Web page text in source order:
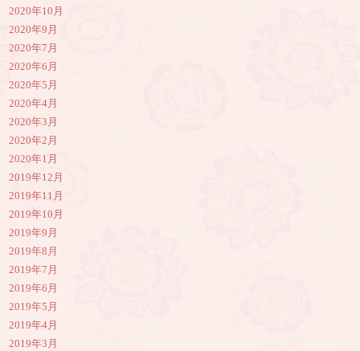
2020年10月
2020年9月
2020年7月
2020年6月
2020年5月
2020年4月
2020年3月
2020年2月
2020年1月
2019年12月
2019年11月
2019年10月
2019年9月
2019年8月
2019年7月
2019年6月
2019年5月
2019年4月
2019年3月